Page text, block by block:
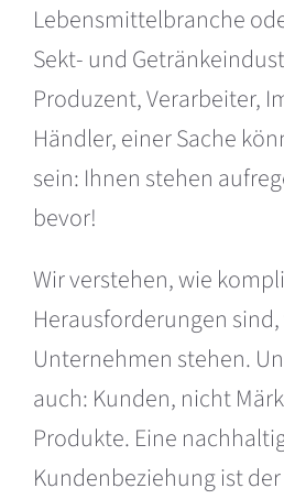
Lebensmittelbranche
Sekt- und
Produzent, Verarbeiter,
Händler, einer Sache
sein: Ihnen stehen
bevor!
Wir verstehen, wie
Herausforderungen
Unternehmen stehen.
auch: Kunden, nicht
Produkte. Eine
Kundenbeziehung ist